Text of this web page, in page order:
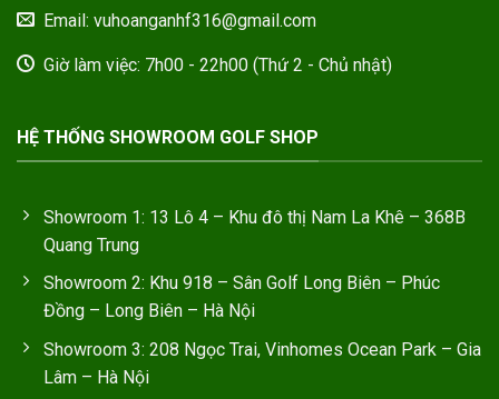
Email: vuhoanganhf316@gmail.com
Giờ làm việc: 7h00 - 22h00 (Thứ 2 - Chủ nhật)
HỆ THỐNG SHOWROOM GOLF SHOP
Showroom 1: 13 Lô 4 – Khu đô thị Nam La Khê – 368B
Quang Trung
Showroom 2: Khu 918 – Sân Golf Long Biên – Phúc
Đồng – Long Biên – Hà Nội
Showroom 3: 208 Ngọc Trai, Vinhomes Ocean Park – Gia
Lâm – Hà Nội